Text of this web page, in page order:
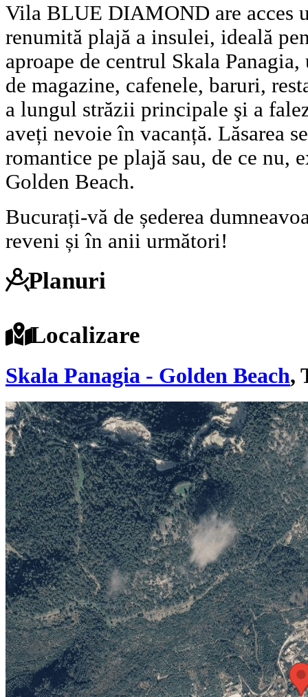
Vila BLUE DIAMOND are acces
renumită plajă a insulei, ideală
aproape de centrul Skala
de magazine, cafenele, baruri,
a lungul străzii principale şi a
aveți nevoie în vacanță. Lăsarea
romantice pe plajă sau, de ce nu,
Golden Beach.
Bucurați-vă de șederea
reveni și în anii următori!
Planuri
Localizare
Skala Panagia - Golden Beach,